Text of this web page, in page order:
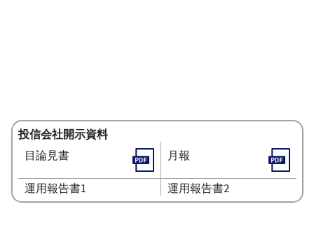
投信会社開示資料
目論見書
月報
運用報告書1 運用報告書2